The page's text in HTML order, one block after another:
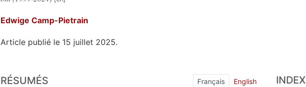
Edwige Camp-Pietrain
Article publié le 15 juillet 2025.
Index
RÉSUMÉS Français English INDEX